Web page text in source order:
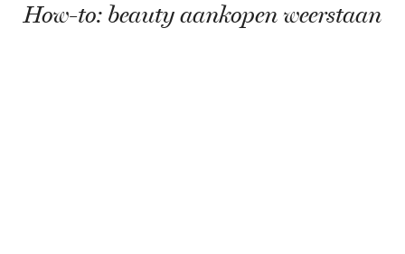
How-to: beauty aankopen weerstaan